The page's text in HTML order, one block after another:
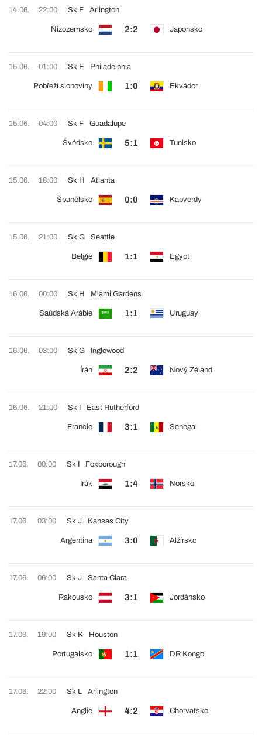
14.06. 22:00 Sk F
Nizozemsko 2:2 Japonsko
Arlington
15.06. 01:00 Sk E
Pobřeží slonoviny 1:0 Ekvádor
Philadelphia
15.06. 04:00 Sk F
Švédsko 5:1 Tunisko
Guadalupe
15.06. 18:00 Sk H
Španělsko 0:0 Kapverdy
Atlanta
15.06. 21:00 Sk G
Belgie 1:1 Egypt
Seattle
16.06. 00:00 Sk H
Saúdská Arábie 1:1 Uruguay
Miami Gardens
16.06. 03:00 Sk G
Írán 2:2 Nový Zéland
Inglewood
16.06. 21:00 Sk I
Francie 3:1 Senegal
East Rutherford
17.06. 00:00 Sk I
Irák 1:4 Norsko
Foxborough
17.06. 03:00 Sk J
Argentina 3:0 Alžírsko
Kansas City
17.06. 06:00 Sk J
Rakousko 3:1 Jordánsko
Santa Clara
17.06. 19:00 Sk K
Portugalsko 1:1 DR Kongo
Houston
17.06. 22:00 Sk L
Anglie 4:2 Chorvatsko
Arlington